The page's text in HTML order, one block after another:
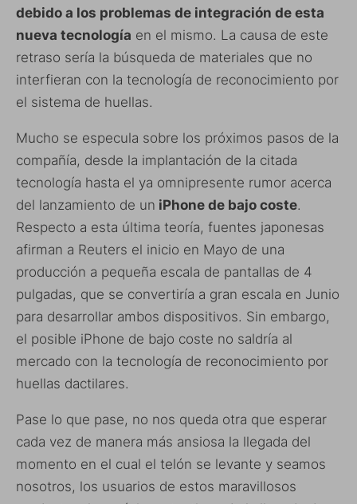
debido a los problemas de integración de esta
nueva tecnología en el mismo. La causa de este
retraso sería la búsqueda de materiales que no
interfieran con la tecnología de reconocimiento por
el sistema de huellas.
Mucho se especula sobre los próximos pasos de la
compañía, desde la implantación de la citada
tecnología hasta el ya omnipresente rumor acerca
del lanzamiento de un iPhone de bajo coste.
Respecto a esta última teoría, fuentes japonesas
afirman a Reuters el inicio en Mayo de una
producción a pequeña escala de pantallas de 4
pulgadas, que se convertiría a gran escala en Junio
para desarrollar ambos dispositivos. Sin embargo,
el posible iPhone de bajo coste no saldría al
mercado con la tecnología de reconocimiento por
huellas dactilares.
Pase lo que pase, no nos queda otra que esperar
cada vez de manera más ansiosa la llegada del
momento en el cual el telón se levante y seamos
nosotros, los usuarios de estos maravillosos